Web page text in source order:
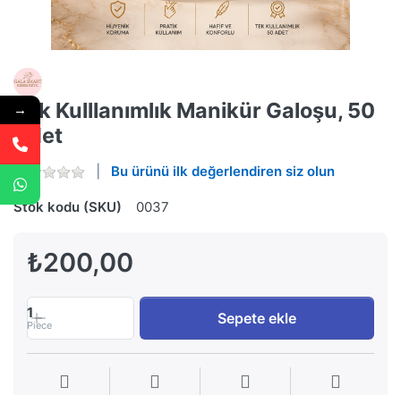
Tek Kulllanımlık Manikür Galoşu, 50
Adet
Bu ürünü ilk değerlendiren siz olun
Stok kodu (SKU) 0037
₺200,00
1
Piece Sepete ekle
→